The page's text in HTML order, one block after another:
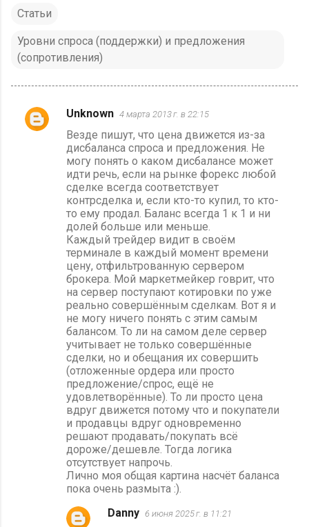
Статьи
Уровни спроса (поддержки) и предложения
(сопротивления)
К
Unknown 4 марта 2013 г. в 22:15
Везде пишут, что цена движется из-за
дисбаланса спроса и предложения. Не
могу понять о каком дисбалансе может
идти речь, если на рынке форекс любой
сделке всегда соответствует
контрсделка и, если кто-то купил, то кто-
то ему продал. Баланс всегда 1 к 1 и ни
долей больше или меньше.
Каждый трейдер видит в своём
терминале в каждый момент времени
цену, отфильтрованную сервером
брокера. Мой маркетмейкер говрит, что
на сервер поступают котировки по уже
реально совершённым сделкам. Вот я и
не могу ничего понять с этим самым
балансом. То ли на самом деле сервер
учитывает не только совершённые
сделки, но и обещания их совершить
(отложенные ордера или просто
предложение/спрос, ещё не
удовлетворённые). То ли просто цена
вдруг движется потому что и покупатели
и продавцы вдруг одновременно
решают продавать/покупать всё
дороже/дешевле. Тогда логика
отсутствует напрочь.
Лично моя общая картина насчёт баланса
пока очень размыта :).
Danny 6 июня 2025 г. в 11:21